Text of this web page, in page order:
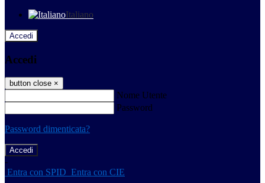
Italiano
Accedi
Accedi
button close ×
Nome Utente
Password
Password dimenticata?
-
Entra con SPID Entra con CIE